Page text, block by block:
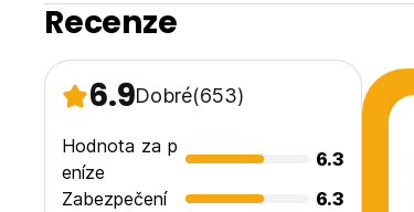
Recenze
6.9Dobré(653)
Hodnota za p
eníze
6.3
Zabezpečení
6.3